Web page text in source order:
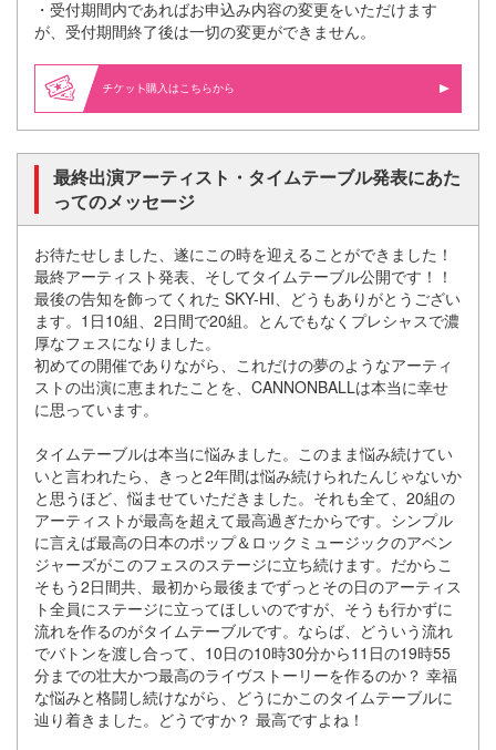
・受付期間内であればお申込み内容の変更をいただけます
が、受付期間終了後は⼀切の変更ができません。
購入はこちらから
最終出演アーティスト・タイムテーブル発表にあた
ってのメッセージ
お待たせしました、遂にこの時を迎えることができました！
最終アーティスト発表、そしてタイムテーブル公開です！！
最後の告知を飾ってくれた SKY-HI、どうもありがとうござい
ます。1⽇10組、2⽇間で20組。とんでもなくプレシャスで濃
厚なフェスになりました。
初めての開催でありながら、これだけの夢のようなアーティ
ストの出演に恵まれたことを、CANNONBALLは本当に幸せ
に思っています。
タイムテーブルは本当に悩みました。このまま悩み続けてい
いと⾔われたら、きっと2年間は悩み続けられたんじゃないか
と思うほど、悩ませていただきました。それも全て、20組の
アーティストが最⾼を超えて最⾼過ぎたからです。シンプル
に⾔えば最⾼の⽇本のポップ＆ロックミュージックのアベン
ジャーズがこのフェスのステージに⽴ち続けます。だからこ
そもう2⽇間共、最初から最後までずっとその⽇のアーティス
ト全員にステージに⽴ってほしいのですが、そうも⾏かずに
流れを作るのがタイムテーブルです。ならば、どういう流れ
でバトンを渡し合って、10⽇の10時30分から11⽇の19時55
分までの壮⼤かつ最⾼のライヴストーリーを作るのか？ 幸福
な悩みと格闘し続けながら、どうにかこのタイムテーブルに
辿り着きました。どうですか？ 最⾼ですよね！